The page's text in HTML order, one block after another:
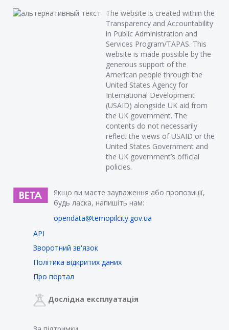
The website is created within the
Transparency and Accountability
in Public Administration and
Services Program/TAPAS. This
website is made possible by the
generous support of the
American people through the
United States Agency for
International Development
(USAID) alongside UK aid from
the UK government. The
contents do not necessarily
reflect the views of USAID or the
United States Government and
the UK government’s official
policies.
Якщо ви маєте зауваження або пропозиції,
будь ласка, напишіть нам:
opendata@ternopilcity.gov.ua
API
Зворотний зв'язок
Політика відкритих даних
Про портал
Дослідна експлуатація